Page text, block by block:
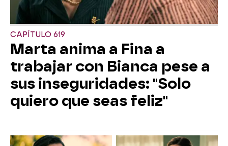
CAPÍTULO 619
Marta anima a Fina a
trabajar con Bianca pese a
sus inseguridades: "Solo
quiero que seas feliz"